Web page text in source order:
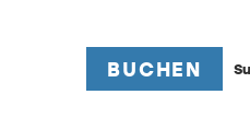
BUCHEN